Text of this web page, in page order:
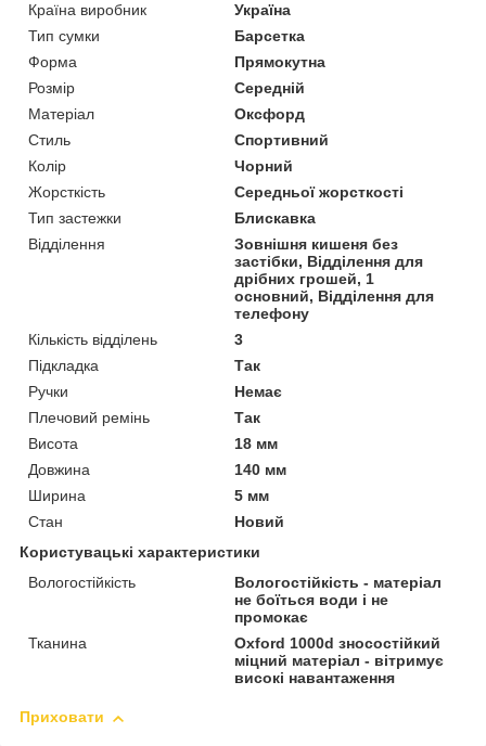
Країна виробник
Україна
Тип сумки
Барсетка
Форма
Прямокутна
Розмір
Середній
Матеріал
Оксфорд
Стиль
Спортивний
Колір
Чорний
Жорсткість
Середньої жорсткості
Тип застежки
Блискавка
Відділення
Зовнішня кишеня без
застібки, Відділення для
дрібних грошей, 1
основний, Відділення для
телефону
Кількість відділень
3
Підкладка
Так
Ручки
Немає
Плечовий ремінь
Так
Висота
18 мм
Довжина
140 мм
Ширина
5 мм
Стан
Новий
Користувацькі характеристики
Вологостійкість
Вологостійкість - матеріал
не боїться води і не
промокає
Тканина
Oxford 1000d зносостійкий
міцний матеріал - вітримує
високі навантаження
Приховати